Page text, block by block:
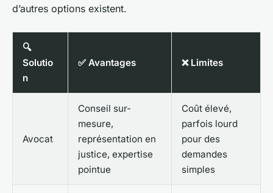
d’autres options existent.
🔍
Solutio
n
✅ Avantages ❌ Limites
Avocat
Conseil sur-
mesure,
représentation en
justice, expertise
pointue
Coût élevé,
parfois lourd
pour des
demandes
simples